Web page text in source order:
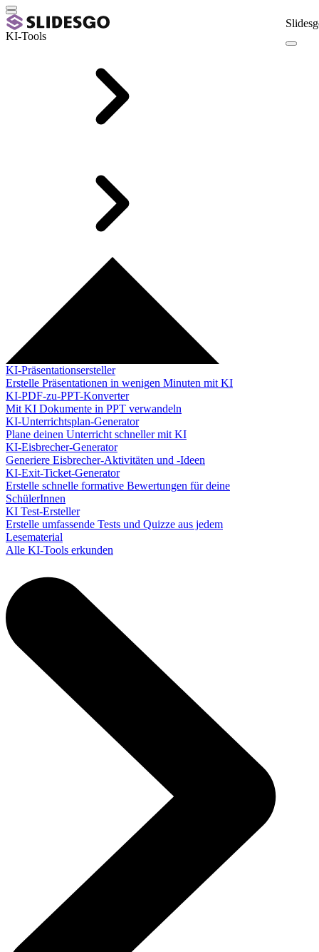
KI-Tools
KI-Präsentationsersteller
Erstelle Präsentationen in wenigen Minuten mit KI
KI-PDF-zu-PPT-Konverter
Mit KI Dokumente in PPT verwandeln
KI-Unterrichtsplan-Generator
Plane deinen Unterricht schneller mit KI
KI-Eisbrecher-Generator
Generiere Eisbrecher-Aktivitäten und -Ideen
KI-Exit-Ticket-Generator
Erstelle schnelle formative Bewertungen für deine
SchülerInnen
KI Test-Ersteller
Erstelle umfassende Tests und Quizze aus jedem
Lesematerial
Alle KI-Tools erkunden